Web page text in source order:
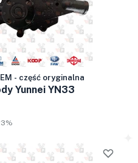
- część oryginalna
Yunnei YN33